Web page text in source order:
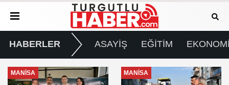
HABERLER ASAYİŞ EĞİTİM
MANİSA MANİSA